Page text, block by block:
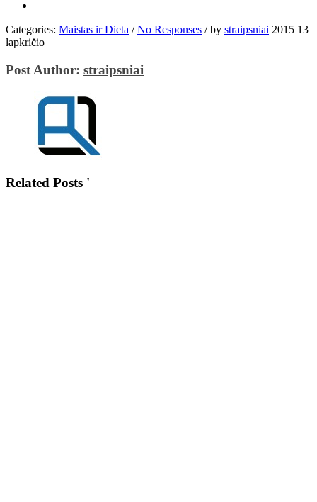
Categories: Maistas ir Dieta / No Responses /by straipsniai 2015 13
lapkričio
Post Author: straipsniai
Related Posts '